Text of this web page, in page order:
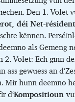
Den 1.
déi Net-
kënnen.
als
Volet: Ech ginn
ass gewuess an
Mir hunn deemno
d‘Kompositioun